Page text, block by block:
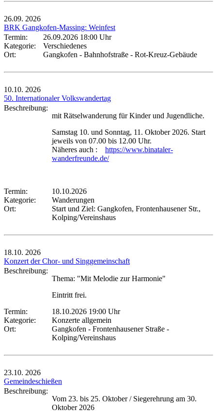
26.09. 2026
BRK Gangkofen-Massing: Weinfest
Termin:
26.09.2026 18:00 Uhr
Kategorie:
Verschiedenes
Ort:
Gangkofen - Bahnhofstraße - Rot-Kreuz-Gebäude
10.10. 2026
50. Internationaler Volkswandertag
Beschreibung:
mit Rätselwanderung für Kinder und Jugendliche.
Samstag 10. und Sonntag, 11. Oktober 2026. Start
jeweils von 07.00 bis 12.00 Uhr.
Näheres auch : https://www.binataler-
wanderfreunde.de/
Termin:
10.10.2026
Kategorie:
Wanderungen
Ort:
Start und Ziel: Gangkofen, Frontenhausener Str.,
Kolping/Vereinshaus
18.10. 2026
Konzert der Chor- und Singgemeinschaft
Beschreibung:
Thema: "Mit Melodie zur Harmonie"
Eintritt frei.
Termin:
18.10.2026 19:00 Uhr
Kategorie:
Konzerte allgemein
Ort:
Gangkofen - Frontenhausener Straße -
Kolping/Vereinshaus
23.10. 2026
Gemeindeschießen
Beschreibung:
Vom 23. bis 25. Oktober / Siegerehrung am 30.
Oktober 2026